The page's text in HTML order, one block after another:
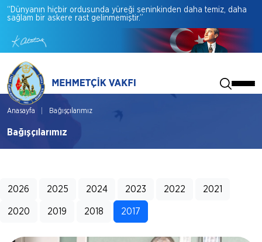
“Dünyanın hiçbir ordusunda yüreği seninkinden daha temiz, daha
sağlam bir askere rast gelinmemiştir.”
Anasayfa Bağışçılarımız
Bağışçılarımız
2026 2025 2024 2023 2022 2021
2020 2019 2018 2017